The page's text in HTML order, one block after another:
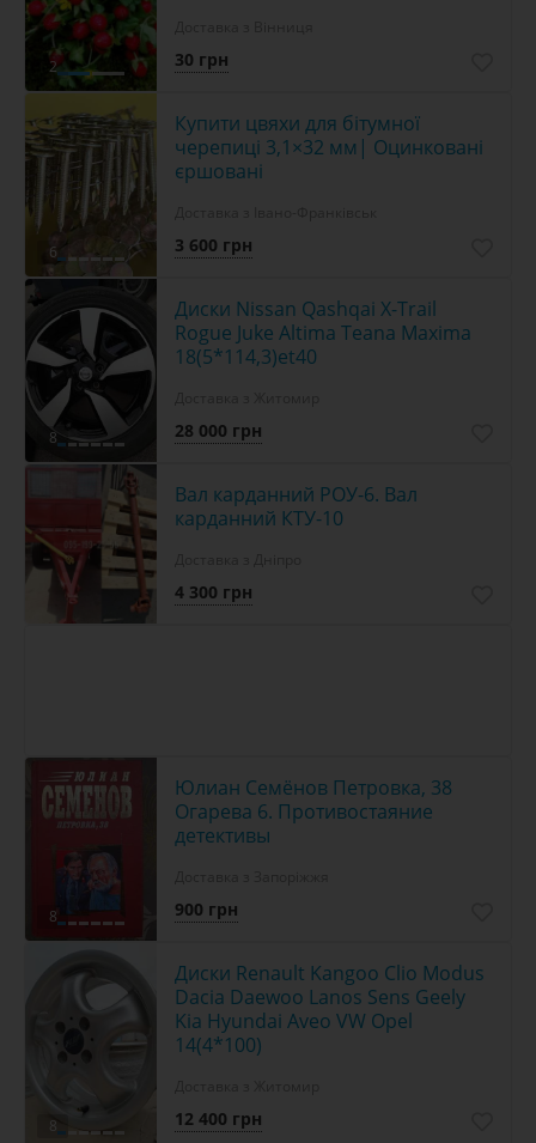
2 30 грн
6
Купити цвяхи для бітумної
черепиці 3,1×32 мм| Оцинковані
єршовані
3 600 грн
8
Диски Nissan Qashqai X-Trail
Rogue Juke Altima Teana Maxima
18(5*114,3)et40
28 000 грн
Вал карданний РОУ-6. Вал
карданний КТУ-10
4 300 грн
8
Юлиан Семёнов Петровка, 38
Огарева 6. Противостаяние
детективы
900 грн
8
Диски Renault Kangoo Clio Modus
Dacia Daewoo Lanos Sens Geely
Kia Hyundai Aveo VW Opel
14(4*100)
12 400 грн